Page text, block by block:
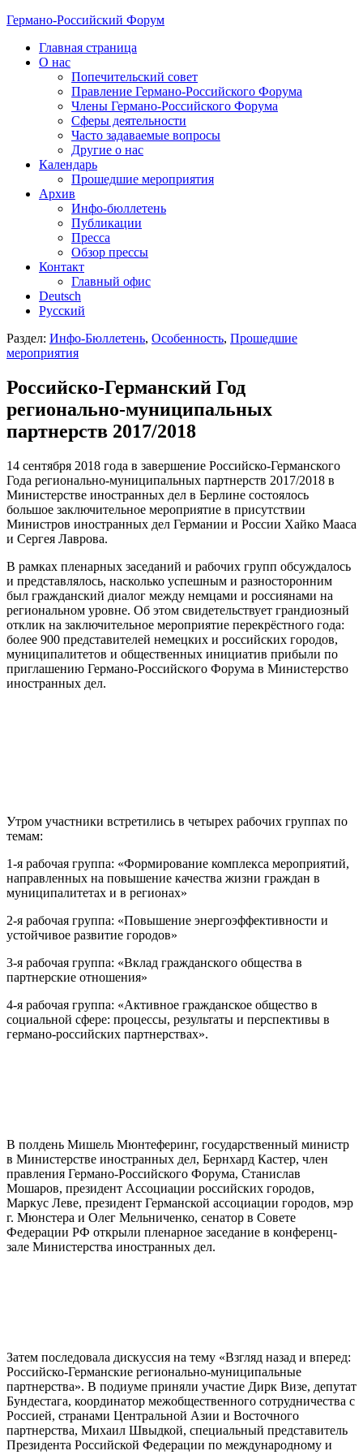
Германо-Российский Форум
Главная страница
О нас
Попечительский совет
Правление Германо-Российского Форума
Члены Германо-Российского Форума
Сферы деятельности
Часто задаваемые вопросы
Другие о нас
Календарь
Прошедшие мероприятия
Архив
Инфо-бюллетень
Публикации
Пресса
Обзор прессы
Контакт
Главный офис
Deutsch
Русский
Раздел: Инфо-Бюллетень, Особенность, Прошедшие
мероприятия
Российско-Германский Год
регионально-муниципальных
партнерств 2017/2018
14 сентября 2018 года в завершение Российско-Германского
Года регионально-муниципальных партнерств 2017/2018 в
Министерстве иностранных дел в Берлине состоялось
большое заключительное мероприятие в присутствии
Министров иностранных дел Германии и России Хайко Мааса
и Сергея Лаврова.
В рамках пленарных заседаний и рабочих групп обсуждалось
и представлялось, насколько успешным и разносторонним
был гражданский диалог между немцами и россиянами на
региональном уровне. Об этом свидетельствует грандиозный
отклик на заключительное мероприятие перекрёстного года:
более 900 представителей немецких и российских городов,
муниципалитетов и общественных инициатив прибыли по
приглашению Германо-Российского Форума в Министерство
иностранных дел.
Утром участники встретились в четырех рабочих группах по
темам:
1-я рабочая группа: «Формирование комплекса мероприятий,
направленных на повышение качества жизни граждан в
муниципалитетах и в регионах»
2-я рабочая группа: «Повышение энергоэффективности и
устойчивое развитие городов»
3-я рабочая группа: «Вклад гражданского общества в
партнерские отношения»
4-я рабочая группа: «Активное гражданское общество в
социальной сфере: процессы, результаты и перспективы в
германо-российских партнерствах».
В полдень Мишель Мюнтеферинг, государственный министр
в Министерстве иностранных дел, Бернхард Кастер, член
правления Германо-Российского Форума, Станислав
Мошаров, президент Ассоциации российских городов,
Маркус Леве, президент Германской ассоциации городов, мэр
г. Мюнстера и Олег Мельниченко, сенатор в Совете
Федерации РФ открыли пленарное заседание в конференц-
зале Министерства иностранных дел.
Затем последовала дискуссия на тему «Взгляд назад и вперед:
Российско-Германские регионально-муниципальные
партнерства». В подиуме приняли участие Дирк Визе, депутат
Бундестага, координатор межобщественного сотрудничества с
Россией, странами Центральной Азии и Восточного
партнерства, Михаил Швыдкой, специальный представитель
Президента Российской Федерации по международному и